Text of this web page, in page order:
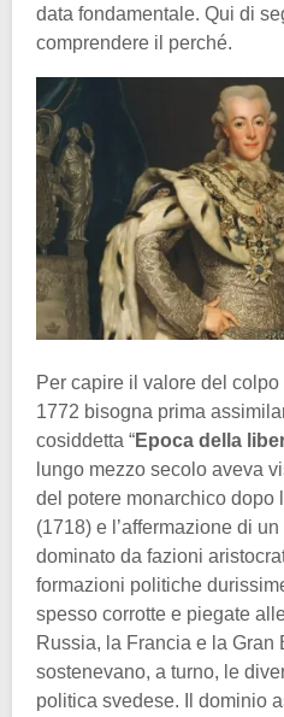
data fondamentale. Qui di
comprendere il perché.
Per capire il valore del
1772 bisogna prima
cosiddetta “Epoca della
lungo mezzo secolo aveva
del potere monarchico dopo
(1718) e l’affermazione di
dominato da fazioni
formazioni politiche
spesso corrotte e piegate
Russia, la Francia e la Gran
sostenevano, a turno, le
politica svedese. Il dominio